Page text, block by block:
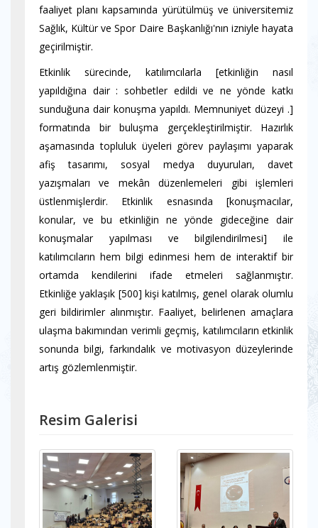
faaliyet planı kapsamında yürütülmüş ve üniversitemiz
Sağlık, Kültür ve Spor Daire Başkanlığı'nın izniyle hayata
geçirilmiştir.
Etkinlik sürecinde, katılımcılarla [etkinliğin nasıl
yapıldığına dair : sohbetler edildi ve ne yönde katkı
sunduğuna dair konuşma yapıldı. Memnuniyet düzeyi .]
formatında bir buluşma gerçekleştirilmiştir. Hazırlık
aşamasında topluluk üyeleri görev paylaşımı yaparak
afiş tasarımı, sosyal medya duyuruları, davet
yazışmaları ve mekân düzenlemeleri gibi işlemleri
üstlenmişlerdir. Etkinlik esnasında [konuşmacılar,
konular, ve bu etkinliğin ne yönde gideceğine dair
konuşmalar yapılması ve bilgilendirilmesi] ile
katılımcıların hem bilgi edinmesi hem de interaktif bir
ortamda kendilerini ifade etmeleri sağlanmıştır.
Etkinliğe yaklaşık [500] kişi katılmış, genel olarak olumlu
geri bildirimler alınmıştır. Faaliyet, belirlenen amaçlara
ulaşma bakımından verimli geçmiş, katılımcıların etkinlik
sonunda bilgi, farkındalık ve motivasyon düzeylerinde
artış gözlemlenmiştir.
Resim Galerisi